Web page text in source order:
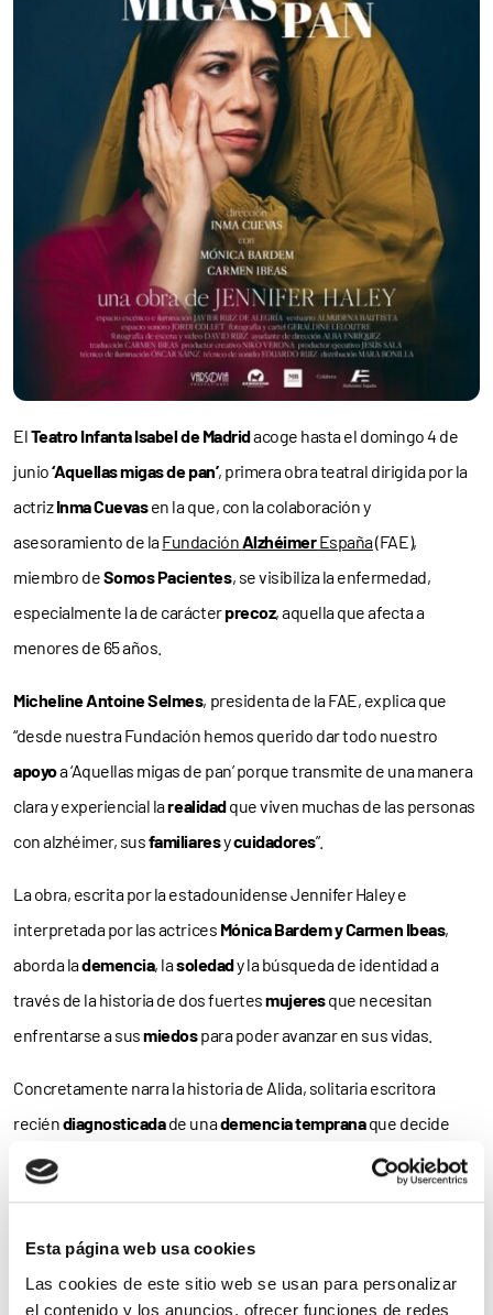
Esta página web usa cookies
Las cookies de este sitio web se usan para personalizar
el contenido y los anuncios, ofrecer funciones de redes
ElTeatro Infanta Isabel de Madridacoge hasta el domingo 4 de
junio‘Aquellas migas de pan’, primera obra teatral dirigida por la
actrizInma Cuevasen la que, con la colaboración y
asesoramiento de laFundación AlzhéimerEspaña(FAE),
miembro deSomos Pacientes, se visibiliza la enfermedad,
especialmente la de carácterprecoz, aquella que afecta a
menores de 65 años.
Micheline Antoine Selmes, presidenta de la FAE, explica que
“desde nuestra Fundación hemos querido dar todo nuestro
apoyoa ‘Aquellas migas de pan’ porque transmite de una manera
clara y experiencial larealidadque viven muchas de las personas
con alzhéimer, susfamiliaresycuidadores”.
La obra, escrita por la estadounidense Jennifer Haley e
interpretada por las actrices Mónica Bardem y Carmen Ibeas,
aborda lademencia, lasoledady la búsqueda de identidad a
través de la historia de dos fuertesmujeresque necesitan
enfrentarse a susmiedospara poder avanzar en sus vidas.
Concretamente narra la historia de Alida, solitaria escritora
reciéndiagnosticadade unademencia tempranaque decide
recurrir a una joven, y algo perdida,
que le ayudará a
para terminar su autobiografía antes
Una obra que, tras su paso porSoria y Burgos, será representada